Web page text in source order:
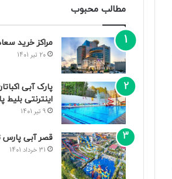
مطالب محبوب
مراکز خرید
20 تیر 1401
پارک آبی
اینترنتی بلیط
9 تیر 1401
قصر آبی پارس
31 خرداد 1401